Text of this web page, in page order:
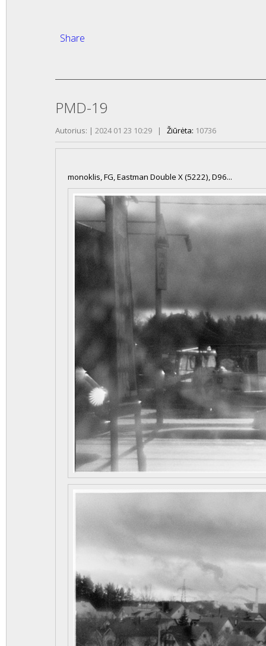
Share
PMD-19
Autorius: | 2024 01 23 10:29 | Žiūrėta: 10736
monoklis, FG, Eastman Double X (5222), D96...